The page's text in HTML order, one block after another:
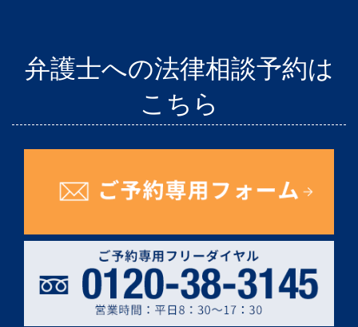
弁護士への法律相談予約は
こちら